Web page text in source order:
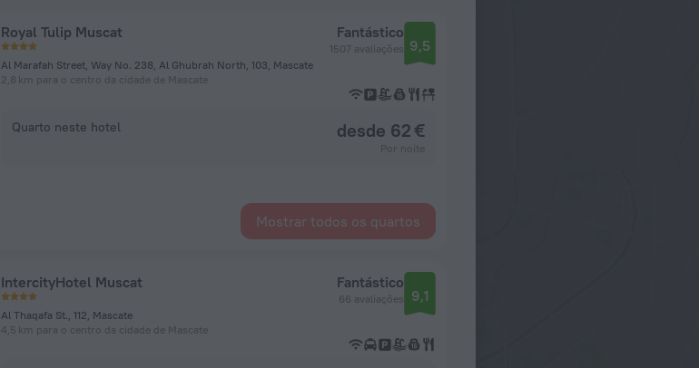
Royal Tulip Muscat
Al Marafah Street, Way No. 238, Al Ghubrah North, 103, Mascate
2,8 km para o centro da cidade de Mascate
Fantástico
1507 avaliações 9,5
Quarto neste hotel desde 62 €
Mostrar todos os quartos
IntercityHotel Muscat
Al Thaqafa St., 112, Mascate
4,5 km para o centro da cidade de Mascate
Fantástico
66 avaliações 9,1